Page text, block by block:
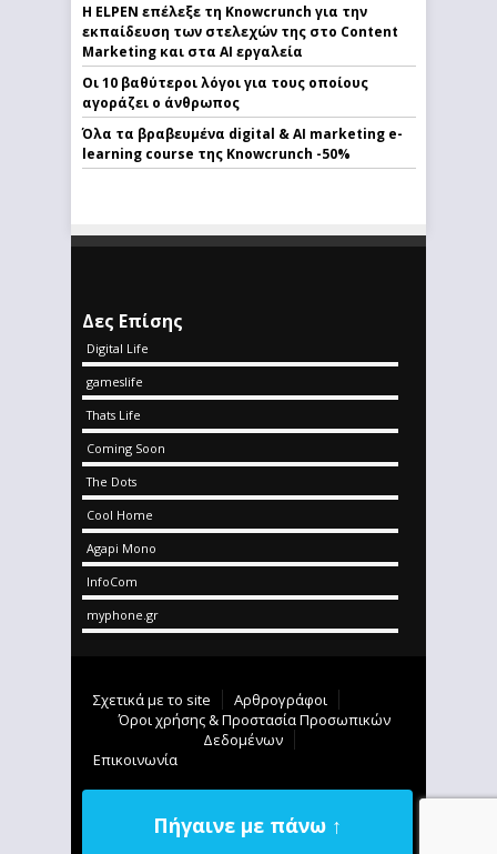
Η ELPEN επέλεξε τη Knowcrunch για την
εκπαίδευση των στελεχών της στο Content
Marketing και στα AI εργαλεία
Οι 10 βαθύτεροι λόγοι για τους οποίους
αγοράζει ο άνθρωπος
Όλα τα βραβευμένα digital & AI marketing e-
learning course της Knowcrunch -50%
Δες Επίσης
Digital Life
gameslife
Thats Life
Coming Soon
The Dots
Cool Home
Agapi Mono
InfoCom
myphone.gr
Σχετικά με το site
Αρθρογράφοι
Όροι χρήσης & Προστασία Προσωπικών
Δεδομένων
Επικοινωνία
Πήγαινε με πάνω ↑